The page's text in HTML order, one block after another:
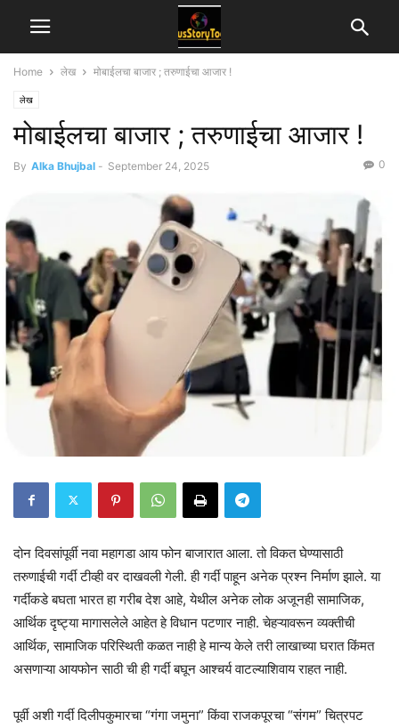
Home लेख मोबाईलचा बाजार ; तरुणाईचा आजार !
लेख
मोबाईलचा बाजार ; तरुणाईचा आजार !
By Alka Bhujbal - September 24, 2025 0
दोन दिवसांपूर्वी नवा महागडा आय फोन बाजारात आला. तो विकत घेण्यासाठी
तरुणाईची गर्दी टीव्ही वर दाखवली गेली. ही गर्दी पाहून अनेक प्रश्न निर्माण झाले. या
गर्दीकडे बघता भारत हा गरीब देश आहे, येथील अनेक लोक अजूनही सामाजिक,
आर्थिक दृष्ट्या मागासलेले आहेत हे विधान पटणार नाही. चेहऱ्यावरून व्यक्तीची
आर्थिक, सामाजिक परिस्थिती कळत नाही हे मान्य केले तरी लाखाच्या घरात किंमत
असणाऱ्या आयफोन साठी ची ही गर्दी बघून आश्चर्य वाटल्याशिवाय राहत नाही.
पूर्वी अशी गर्दी दिलीपकुमारचा “गंगा जमुना” किंवा राजकपूरचा “संगम” चित्रपट